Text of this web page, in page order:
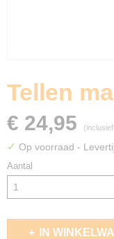
Tellen
€ 24,95
✓ Op voorraad -
Aantal
IN